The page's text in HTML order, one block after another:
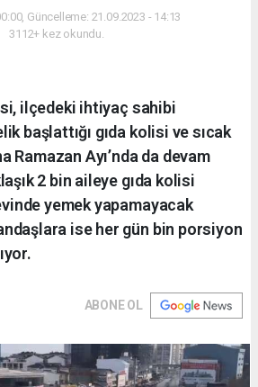
Güncelleme: 21.09.2023 - 14:13
3112+ kez okundu.
ilçedeki ihtiyaç sahib​i
başlattığı gıda kolisi ve sıcak
Ramazan Ayı’nda da devam
2 bin aileye gıda kolisi
yemek yapamayacak
ise her gün bin porsiyon
ABONE OL